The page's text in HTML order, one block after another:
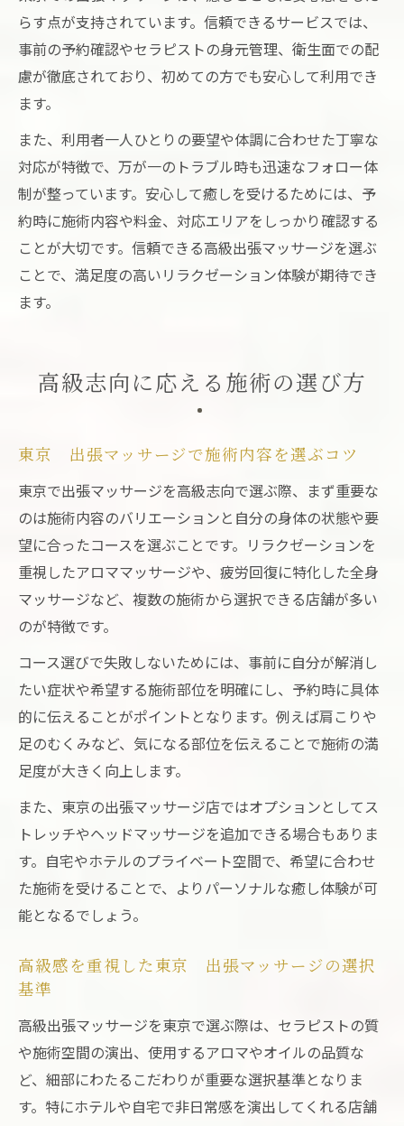
らす点が支持されています。信頼できるサービスでは、
事前の予約確認やセラピストの身元管理、衛生面での配
慮が徹底されており、初めての方でも安心して利用でき
ます。
また、利用者一人ひとりの要望や体調に合わせた丁寧な
対応が特徴で、万が一のトラブル時も迅速なフォロー体
制が整っています。安心して癒しを受けるためには、予
約時に施術内容や料金、対応エリアをしっかり確認する
ことが大切です。信頼できる高級出張マッサージを選ぶ
ことで、満足度の高いリラクゼーション体験が期待でき
ます。
高級志向に応える施術の選び方
東京 出張マッサージで施術内容を選ぶコツ
東京で出張マッサージを高級志向で選ぶ際、まず重要な
のは施術内容のバリエーションと自分の身体の状態や要
望に合ったコースを選ぶことです。リラクゼーションを
重視したアロママッサージや、疲労回復に特化した全身
マッサージなど、複数の施術から選択できる店舗が多い
のが特徴です。
コース選びで失敗しないためには、事前に自分が解消し
たい症状や希望する施術部位を明確にし、予約時に具体
的に伝えることがポイントとなります。例えば肩こりや
足のむくみなど、気になる部位を伝えることで施術の満
足度が大きく向上します。
また、東京の出張マッサージ店ではオプションとしてス
トレッチやヘッドマッサージを追加できる場合もありま
す。自宅やホテルのプライベート空間で、希望に合わせ
た施術を受けることで、よりパーソナルな癒し体験が可
能となるでしょう。
高級感を重視した東京 出張マッサージの選択
基準
高級出張マッサージを東京で選ぶ際は、セラピストの質
や施術空間の演出、使用するアロマやオイルの品質な
ど、細部にわたるこだわりが重要な選択基準となりま
す。特にホテルや自宅で非日常感を演出してくれる店舗